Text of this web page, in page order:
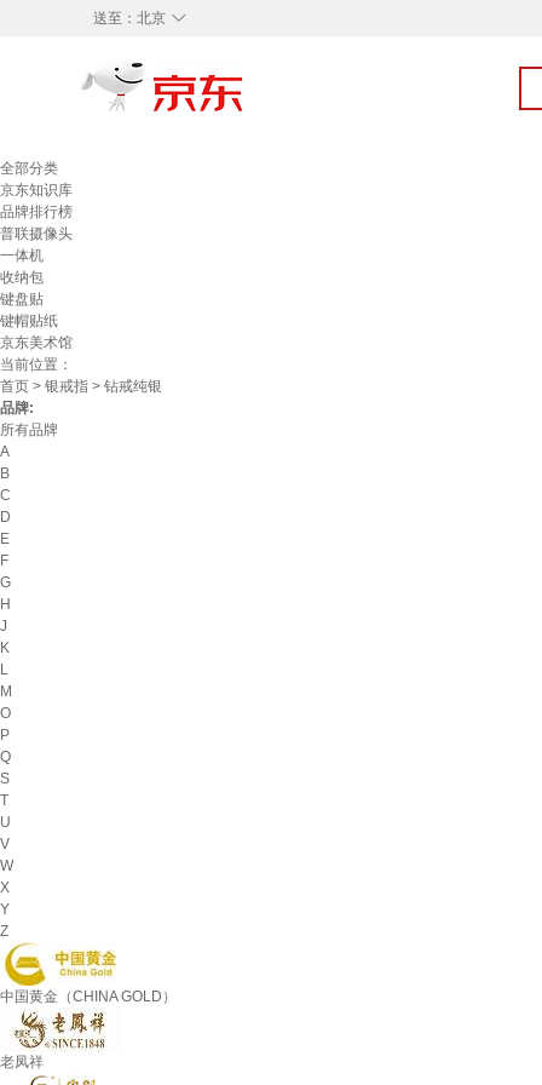
◇
送至： 北京
全部分类
京东知识库
品牌排行榜
普联摄像头
一体机
收纳包
键盘贴
键帽贴纸
京东美术馆
当前位置：
首页 > 银戒指 > 钻戒纯银
品牌:
所有品牌
A
B
C
D
E
F
G
H
J
K
L
M
O
P
Q
S
T
U
V
W
X
Y
Z
中国黄金（CHINA GOLD）
老凤祥